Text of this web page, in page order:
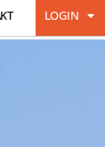
LOGIN